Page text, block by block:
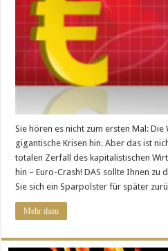
Sie hören es nicht zum ersten Mal:
gigantische Krisen hin. Aber das ist
totalen Zerfall des kapitalistischen
hin – Euro-Crash! DAS sollte Ihnen zu
Sie sich ein Sparpolster für später
Mehr dazu